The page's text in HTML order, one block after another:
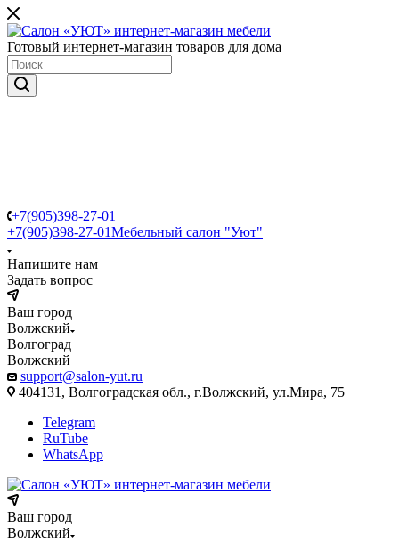
Готовый интернет-магазин товаров для дома
+7(905)398-27-01
+7(905)398-27-01Мебельный салон "Уют"
Напишите нам
Задать вопрос
Ваш город
Волжский
Волгоград
Волжский
support@salon-yut.ru
404131, Волгоградская обл., г.Волжский, ул.Мира, 75
Telegram
RuTube
WhatsApp
Ваш город
Волжский